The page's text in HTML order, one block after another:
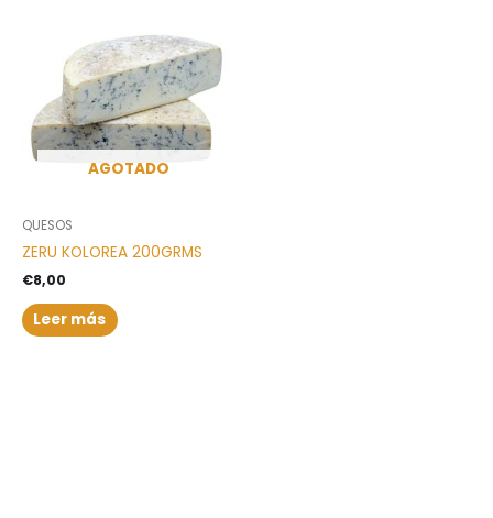
AGOTADO
QUESOS
ZERU KOLOREA 200GRMS
€8,00
Leer más